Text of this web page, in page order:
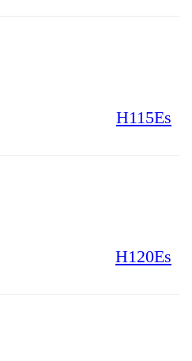
H115Es
H120Es